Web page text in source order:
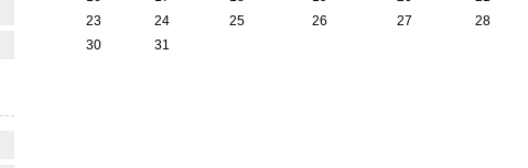
23
24 25 26 27 28
30
31